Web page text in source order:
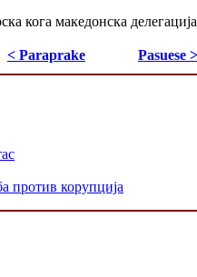
македонска
< Paraprake Pasuese >
против корупција